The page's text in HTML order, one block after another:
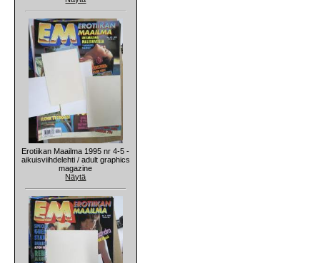
Erotiikan Maailma 1995 nr 4-5 -
aikuisviihdelehti / adult graphics
magazine
Näytä